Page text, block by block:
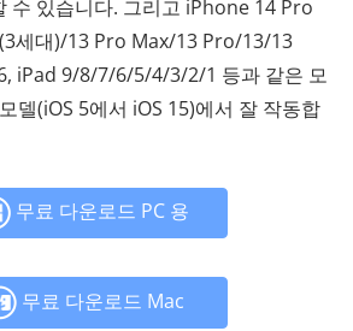
수 있습니다. 그리고 iPhone 14 Pro
세대)/13 Pro Max/13 Pro/13/13
iPad 9/8/7/6/5/4/3/2/1 등과 같은 모
델(iOS 5에서 iOS 15)에서 잘 작동합
무료 다운로드 PC 용
무료 다운로드 Mac